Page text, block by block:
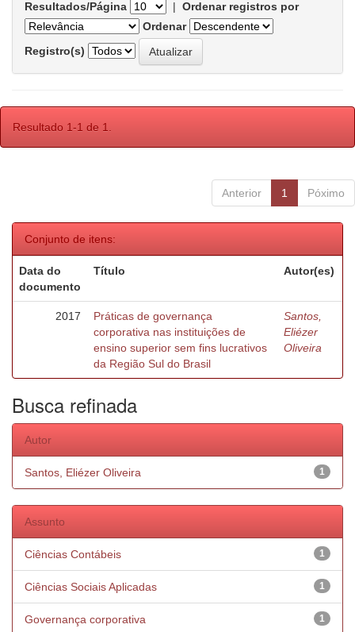
Resultados/Página | Ordenar registros por
Ordenar
Registro(s)
Resultado 1-1 de 1.
Anterior 1 Póximo
Conjunto de itens:
Data do
documento
Título Autor(es)
2017
Práticas de governança
corporativa nas instituições de
ensino superior sem fins lucrativos
da Região Sul do Brasil
Santos,
Eliézer
Oliveira
Busca refinada
Autor
1
Santos, Eliézer Oliveira
Assunto
1
Ciências Contábeis
1
Ciências Sociais Aplicadas
1
Governança corporativa